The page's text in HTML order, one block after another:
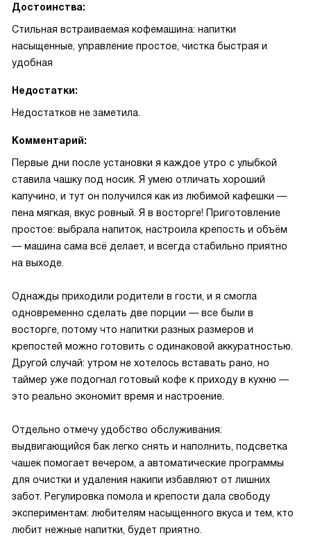
Достоинства:
Стильная встраиваемая кофемашина: напитки
насыщенные, управление простое, чистка быстрая и
удобная
Недостатки:
Недостатков не заметила.
Комментарий:
Первые дни после установки я каждое утро с улыбкой
ставила чашку под носик. Я умею отличать хороший
капучино, и тут он получился как из любимой кафешки —
пена мягкая, вкус ровный. Я в восторге! Приготовление
простое: выбрала напиток, настроила крепость и объём
— машина сама всё делает, и всегда стабильно приятно
на выходе.
Однажды приходили родители в гости, и я смогла
одновременно сделать две порции — все были в
восторге, потому что напитки разных размеров и
крепостей можно готовить с одинаковой аккуратностью.
Другой случай: утром не хотелось вставать рано, но
таймер уже подогнал готовый кофе к приходу в кухню —
это реально экономит время и настроение.
Отдельно отмечу удобство обслуживания:
выдвигающийся бак легко снять и наполнить, подсветка
чашек помогает вечером, а автоматические программы
для очистки и удаления накипи избавляют от лишних
забот. Регулировка помола и крепости дала свободу
экспериментам: любителям насыщенного вкуса и тем, кто
любит нежные напитки, будет приятно.